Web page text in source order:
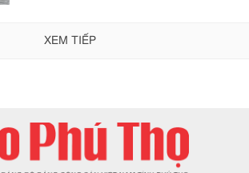
XEM TIẾP